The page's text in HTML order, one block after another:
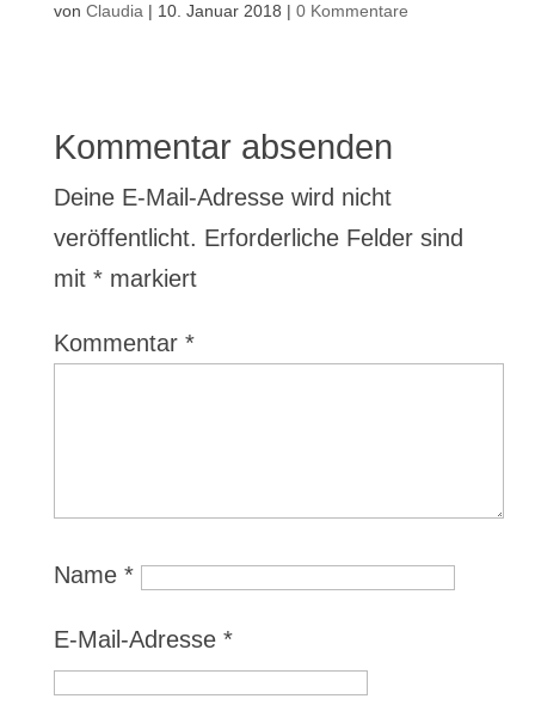
von Claudia | 10. Januar 2018 | 0 Kommentare
Kommentar absenden
Deine E-Mail-Adresse wird nicht
veröffentlicht. Erforderliche Felder sind
mit *markiert
Kommentar *
Name *
E-Mail-Adresse *